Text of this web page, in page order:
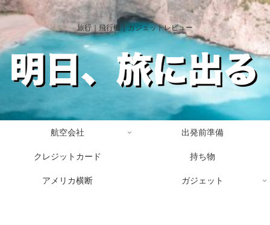
旅行｜飛行機｜ガジェットレビュー
航空会社 出発前準備
クレジットカード 持ち物
アメリカ横断 ガジェット